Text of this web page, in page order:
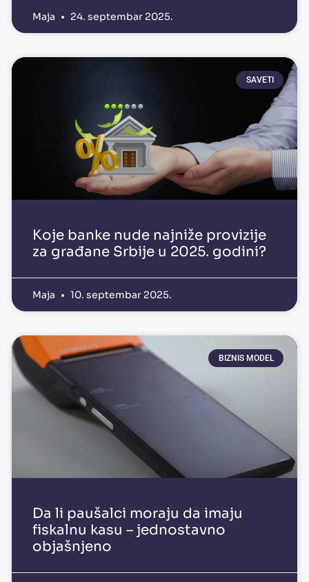
Maja 24. septembar 2025.
SAVETI
Koje banke nude najniže provizije
za građane Srbije u 2025. godini?
Maja 10. septembar 2025.
BIZNIS MODEL
Da li paušalci moraju da imaju
fiskalnu kasu – jednostavno
objašnjeno